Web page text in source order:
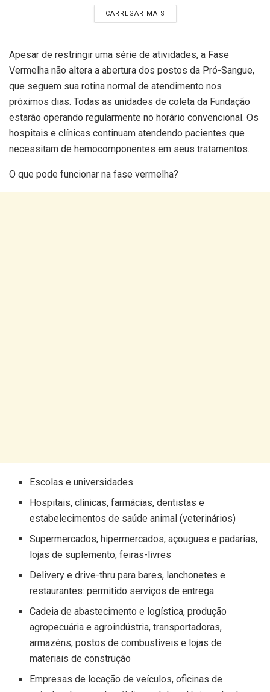
CARREGAR MAIS
Apesar de restringir uma série de atividades, a Fase
Vermelha não altera a abertura dos postos da Pró-Sangue,
que seguem sua rotina normal de atendimento nos
próximos dias. Todas as unidades de coleta da Fundação
estarão operando regularmente no horário convencional. Os
hospitais e clínicas continuam atendendo pacientes que
necessitam de hemocomponentes em seus tratamentos.
O que pode funcionar na fase vermelha?
Escolas e universidades
Hospitais, clínicas, farmácias, dentistas e
estabelecimentos de saúde animal (veterinários)
Supermercados, hipermercados, açougues e padarias,
lojas de suplemento, feiras-livres
Delivery e drive-thru para bares, lanchonetes e
restaurantes: permitido serviços de entrega
Cadeia de abastecimento e logística, produção
agropecuária e agroindústria, transportadoras,
armazéns, postos de combustíveis e lojas de
materiais de construção
Empresas de locação de veículos, oficinas de